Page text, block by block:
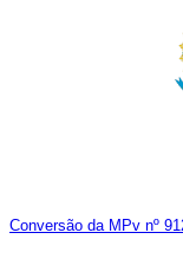
Conversão da MPv nº